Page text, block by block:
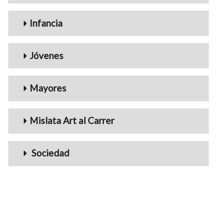
Infancia
Jóvenes
Mayores
Mislata Art al Carrer
Sociedad